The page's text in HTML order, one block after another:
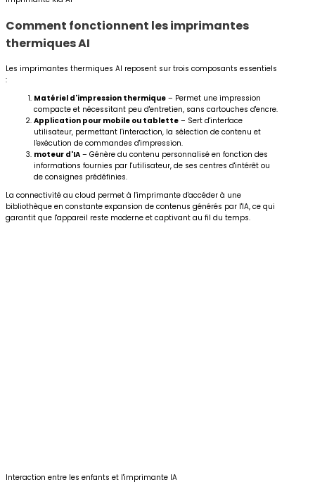
Comment fonctionnent les imprimantes
thermiques AI
Les imprimantes thermiques AI reposent sur trois composants essentiels
:
Matériel d'impression thermique – Permet une impression
compacte et nécessitant peu d'entretien, sans cartouches d'encre.
Application pour mobile ou tablette – Sert d'interface
utilisateur, permettant l'interaction, la sélection de contenu et
l'exécution de commandes d'impression.
moteur d'IA – Génère du contenu personnalisé en fonction des
informations fournies par l'utilisateur, de ses centres d'intérêt ou
de consignes prédéfinies.
La connectivité au cloud permet à l'imprimante d'accéder à une
bibliothèque en constante expansion de contenus générés par l'IA, ce qui
garantit que l'appareil reste moderne et captivant au fil du temps.
Interaction entre les enfants et l'imprimante IA